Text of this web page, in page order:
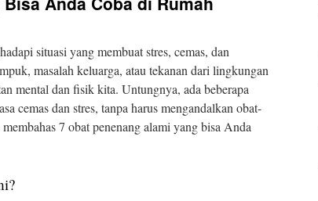
situasi yang membuat stres, cemas, dan
masalah keluarga, atau tekanan dari lingkungan
mental dan fisik kita. Untungnya, ada beberapa
cemas dan stres, tanpa harus mengandalkan obat-
7 obat penenang alami yang bisa Anda